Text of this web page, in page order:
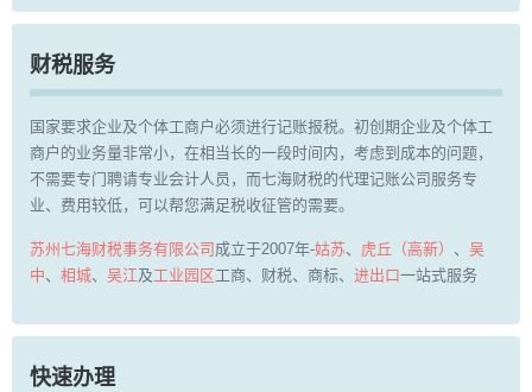
财税服务
国家要求企业及个体工商户必须进行记账报税。初创期企业及个体工
商户的业务量非常小，在相当长的一段时间内，考虑到成本的问题，
不需要专门聘请专业会计人员，而七海财税的代理记账公司服务专
业、费用较低，可以帮您满足税收征管的需要。
苏州七海财税事务有限公司 成立于2007年-姑苏、 虎丘（高新） 、 吴
中、 相城、 吴江及工业园区工商、财税、商标、 进出口一站式服务
快速办理